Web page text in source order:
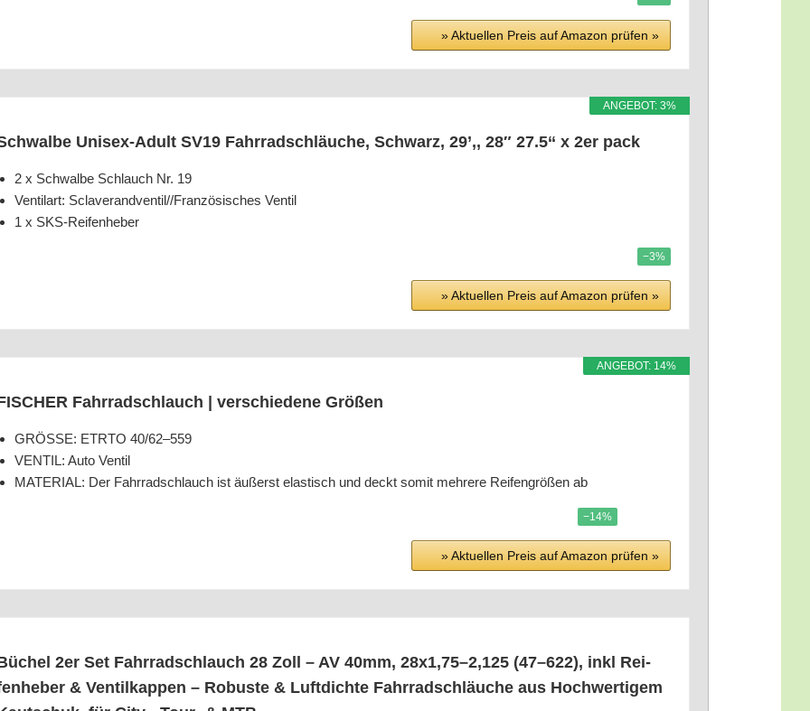
» Aktu­el­len Preis auf Ama­zon prü­fen »
ANGE­BOT: 3%
Uni­sex-Adult SV19 Fahr­rad­schläu­che, Schwarz, 29’‚, 28″ 27.5‘‘ x 2er pack
2 x Schwal­be Schlauch Nr. 19
Ven­til­art: Sclaverandventil/​/​Französisches Ventil
1 x SKS-Reifenheber
−3%
» Aktu­el­len Preis auf Ama­zon prü­fen »
ANGE­BOT: 14%
Fahr­rad­schlauch | ver­schie­de­ne Größen
GRÖSSE: ETRTO 40/62–559
VENTIL: Auto Ventil
MATERIAL: Der Fahr­rad­schlauch ist äußerst elas­tisch und deckt somit meh­re­re Rei­fen­grö­ßen ab
−14%
» Aktu­el­len Preis auf Ama­zon prü­fen »
2er Set Fahr­rad­schlauch 28 Zoll – AV 40mm, 28x1,75–2,125 (47–622), inkl Rei­
& Ven­til­kap­pen – Robus­te & Luft­dich­te Fahr­rad­schläu­che aus Hoch­wer­ti­gem